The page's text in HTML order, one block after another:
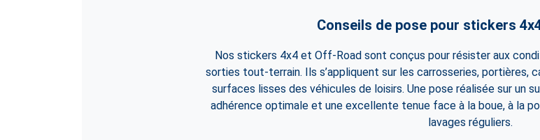
Conseils de pose pour stickers
Nos stickers 4x4 et Off-Road sont conçus pour résister aux
sorties tout-terrain. Ils s’appliquent sur les carrosseries, portières,
surfaces lisses des véhicules de loisirs. Une pose réalisée sur un
adhérence optimale et une excellente tenue face à la boue, à la
lavages réguliers.